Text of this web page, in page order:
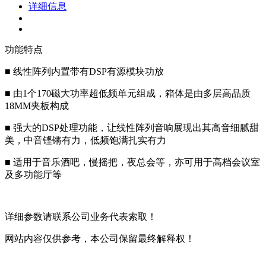
详细信息
功能特点
■ 线性阵列内置带有DSP有源模块功放
■ 由1个170磁大功率超低频单元组成，箱体是由多层高品质
18MM夹板构成
■ 强大的DSP处理功能，让线性阵列音响展现出其高音细腻甜
美，中音铿锵有力，低频饱满扎实有力
■ 适用于音乐酒吧，慢摇把，夜总会等，亦可用于高档会议室
及多功能厅等
详细参数请联系公司业务代表索取！
网站内容仅供参考，本公司保留最终解释权！